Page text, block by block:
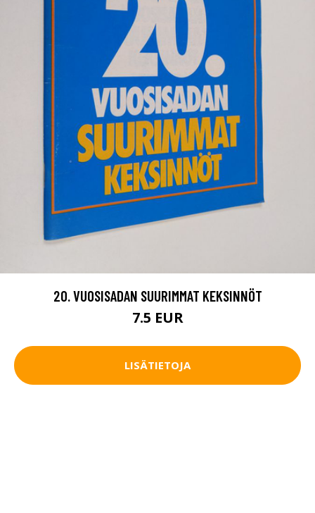
20. VUOSISADAN SUURIMMAT KEKSINNÖT
7.5 EUR
LISÄTIETOJA